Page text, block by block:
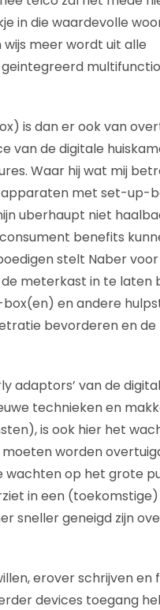
in die waardevolle
meer wordt uit alle
geintegreerd
is dan er ook van
van de digitale
Waar hij wat mij
met set-up-
uberhaupt niet
benefits
stelt Naber
meterkast in te laten
en andere
bevorderen en de
adaptors’ van de
technieken en
is ook hier het
worden
wachten op het grote
in een
sneller geneigd zijn
erover schrijven en
devices toegang